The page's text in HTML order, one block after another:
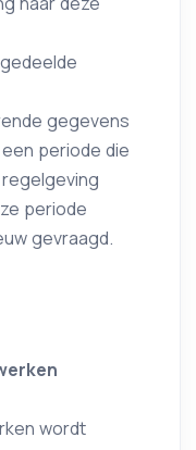
gegevens
periode die
periode
gevraagd.
wordt